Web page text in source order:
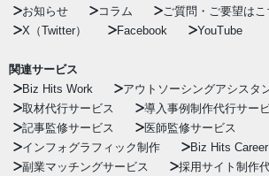
お知らせ
コラム
ご質問・ご要望はこ
X（Twitter）
Facebook YouTube
関連サービス
Biz Hits Work
アウトソーシングアシスタ
取材代行サービス
導入事例制作代行サー
記事監修サービス
医師監修サービス
インフォグラフィック制作
Biz Hits
副業マッチングサービス
採用サイト制作